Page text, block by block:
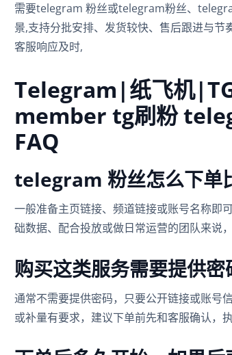
需要telegram 粉丝或telegram粉丝、
景,支持分批安排、发货较快、售后跟进与
客服响应及时,
Telegram|纸飞机
member tg刷粉
FAQ
telegram 粉丝怎么下单
一般准备主页链接、频道链接或账号名称即
础数据、配合投放或做日常运营的团队来说
购买这类服务需要提供密
通常不需要提供密码，只要公开链接或账号
或补量有要求，建议下单前先和客服确认，